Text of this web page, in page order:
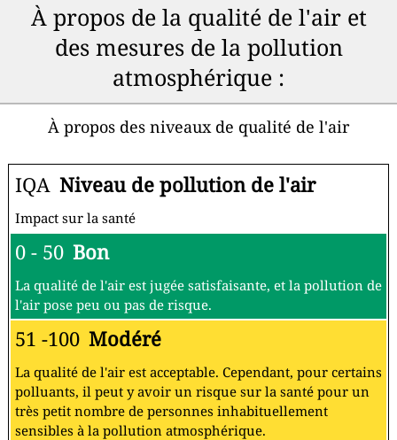
À propos de la qualité de l'air et
des mesures de la pollution
atmosphérique :
À propos des niveaux de qualité de l'air
IQA Niveau de pollution de l'air
Impact sur la santé
0 - 50 Bon
La qualité de l'air est jugée satisfaisante, et la pollution de
l'air pose peu ou pas de risque.
51 -100 Modéré
La qualité de l'air est acceptable. Cependant, pour certains
polluants, il peut y avoir un risque sur la santé pour un
très petit nombre de personnes inhabituellement
sensibles à la pollution atmosphérique.